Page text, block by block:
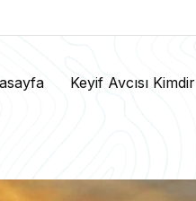
Keyif Avcısı Kimdir